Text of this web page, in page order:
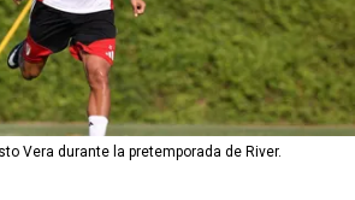
Vera durante la pretemporada de River.